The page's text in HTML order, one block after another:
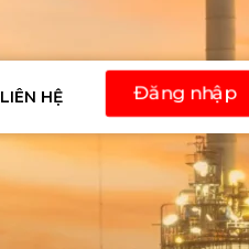
LIÊN HỆ